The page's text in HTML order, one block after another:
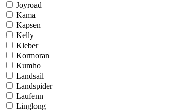
Joyroad
Kama
Kapsen
Kelly
Kleber
Kormoran
Kumho
Landsail
Landspider
Laufenn
Linglong